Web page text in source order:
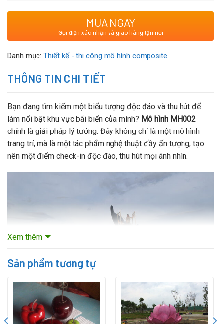
bền bỉ trước điều kiện thời tiết khắc nghiệt mà còn mang lại vẻ
đẹp nghệ thuật, góp phần làm nổi bật vẻ đẹp tự nhiên của bãi
biển.
MUA NGAY
Gọi điện xác nhận và giao hàng tận nơi
Danh mục: Thiết kế - thi công mô hình composite
THÔNG TIN CHI TIẾT
Bạn đang tìm kiếm một biểu tượng độc đáo và thu hút để
làm nổi bật khu vực bãi biển của mình? Mô hình MH002
chính là giải pháp lý tưởng. Đây không chỉ là một mô hình
trang trí, mà là một tác phẩm nghệ thuật đầy ấn tượng, tạo
nên một điểm check-in độc đáo, thu hút mọi ánh nhìn.
Xem thêm
Sản phẩm tương tự